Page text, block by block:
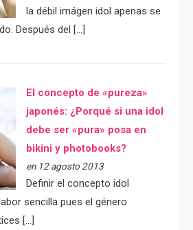
la débil imágen idol apenas se
Después del […]
El concepto de «pureza»
japonés: ¿Porqué si una idol
debe ser «pura» posa en
bikini y photobooks?
en 12 agosto 2013
Definir el concepto idol
sencilla pues el género
[…]